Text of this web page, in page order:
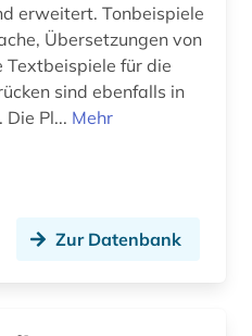
Tonbeispiele
Übersetzungen von
Textbeispiele für die
sind ebenfalls in
vielen Fällen verfügbar. Die Pl... Mehr
Zur Datenbank